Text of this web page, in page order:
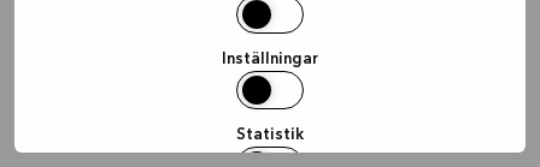
Inställningar
Statistik